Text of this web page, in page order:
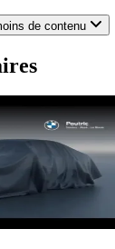
de contenu